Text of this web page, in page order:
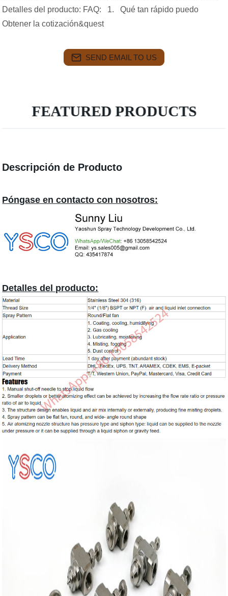
Detalles del producto: FAQ: 1. Qué tan rápido puedo
Obtener la cotización&quest
SEND EMAIL TO US
FEATURED PRODUCTS
Descripción de Producto
Póngase en contacto con nosotros:
Detalles del producto: